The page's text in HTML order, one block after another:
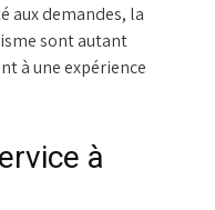
aux demandes, la
sont autant
à une expérience
à